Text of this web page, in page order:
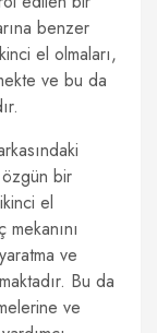
benzer
el olmaları,
ve bu da
özgün bir
el
mekanını
ve
Bu da
ve